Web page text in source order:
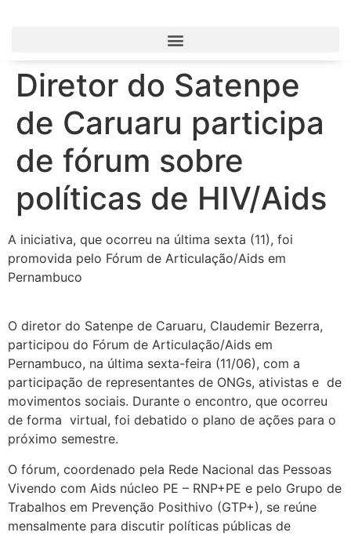
Diretor do Satenpe
de Caruaru participa
de fórum sobre
políticas de HIV/Aids
A iniciativa, que ocorreu na última sexta (11), foi
promovida pelo Fórum de Articulação/Aids em
Pernambuco
O diretor do Satenpe de Caruaru, Claudemir Bezerra,
participou do Fórum de Articulação/Aids em
Pernambuco, na última sexta-feira (11/06), com a
participação de representantes de ONGs, ativistas e de
movimentos sociais. Durante o encontro, que ocorreu
de forma virtual, foi debatido o plano de ações para o
próximo semestre.
O fórum, coordenado pela Rede Nacional das Pessoas
Vivendo com Aids núcleo PE – RNP+PE e pelo Grupo de
Trabalhos em Prevenção Posithivo (GTP+), se reúne
mensalmente para discutir políticas públicas de